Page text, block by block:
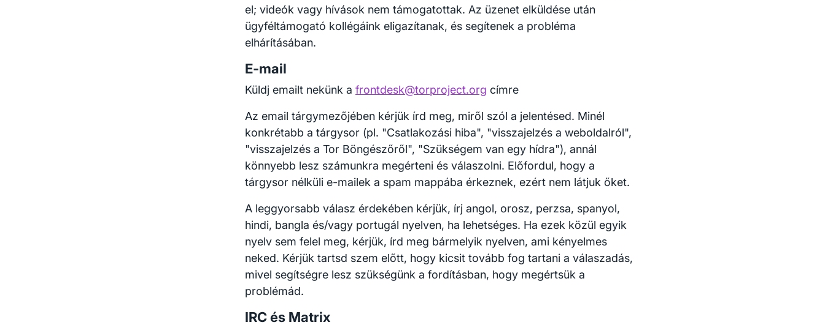
el; videók vagy hívások nem támogatottak. Az üzenet elküldése után
ügyféltámogató kollégáink eligazítanak, és segítenek a probléma
elhárításában.
E-mail
Küldj emailt nekünk a frontdesk@torproject.org címre
Az email tárgymezőjében kérjük írd meg, miről szól a jelentésed. Minél
konkrétabb a tárgysor (pl. "Csatlakozási hiba", "visszajelzés a weboldalról",
"visszajelzés a Tor Böngészőről", "Szükségem van egy hídra"), annál
könnyebb lesz számunkra megérteni és válaszolni. Előfordul, hogy a
tárgysor nélküli e-mailek a spam mappába érkeznek, ezért nem látjuk őket.
A leggyorsabb válasz érdekében kérjük, írj angol, orosz, perzsa, spanyol,
hindi, bangla és/vagy portugál nyelven, ha lehetséges. Ha ezek közül egyik
nyelv sem felel meg, kérjük, írd meg bármelyik nyelven, ami kényelmes
neked. Kérjük tartsd szem előtt, hogy kicsit tovább fog tartani a válaszadás,
mivel segítségre lesz szükségünk a fordításban, hogy megértsük a
problémád.
IRC és Matrix